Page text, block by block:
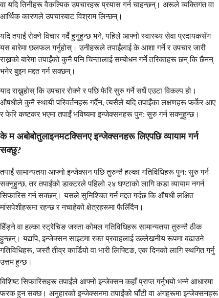
वा यदि तिनीहरू वैकल्पिक उपचारहरू प्रयास गर्न चाहन्छन्। अरूले व्यक्तिगत वा
आर्थिक कारणले उपचारबाट विश्राम लिन्छन्।
यदि तपाईं रोक्ने विचार गर्दै हुनुहुन्छ भने, पहिले आफ्नो स्वास्थ्य सेवा प्रदायकसँग
यस बारेमा छलफल गर्नुहोस्। उनीहरूले तपाईंलाई के आशा गर्ने र उपचार जारी
राख्नको बारेमा तपाईंको कुनै पनि चिन्तालाई सम्बोधन गर्ने तरिकाहरू छन् कि छैनन्
भनेर बुझ्न मद्दत गर्न सक्छन्।
याद राख्नुहोस् कि उपचार रोक्ने र पछि फेरि सुरु गर्ने सधैं एउटा विकल्प हो।
औषधीले कुनै स्थायी परिवर्तनहरू गर्दैन, त्यसैले यदि तपाइँका लक्षणहरू फर्केर आए
र फेरि कष्टकर भएमा तपाइँ भविष्यमा इन्जेक्सनहरू पुन: सुरु गर्न सक्नुहुन्छ।
के म अबोबोतुलाइनमटक्सिनए इन्जेक्सनहरू लिएपछि व्यायाम गर्न
सक्छु?
तपाईं सामान्यतया आफ्नो इन्जेक्सन पछि तुरुन्तै हल्का गतिविधिहरू पुन: सुरु गर्न
सक्नुहुन्छ, तर तपाईंको डाक्टरले पहिलो २४ घण्टाको लागि कडा व्यायाम नगर्न
सिफारिस गर्न सक्छन्। यसले सुनिश्चित गर्न मद्दत गर्दछ कि औषधी लक्षित
मांसपेशीहरूमा रहन्छ र नचाहेको क्षेत्रहरूमा फैलिँदैन।
हिँड्ने वा हल्का स्ट्रेचिङ जस्ता कोमल गतिविधिहरू सामान्यतया तुरुन्तै ठीक
हुन्छन्। यद्यपि, इन्जेक्सन साइटमा रक्त प्रवाहलाई उल्लेखनीय रूपमा बढाउने
गतिविधिहरू, जस्तै तीव्र कार्डियो वा भारी लिफ्टिङ, एक दिनको लागि स्थगित गर्नु
उत्तम हुन्छ।
विशिष्ट सिफारिसहरू तपाईंले आफ्नो इन्जेक्सन कहाँ प्राप्त गर्नुभयो भन्ने आधारमा
फरक हुन सक्छ। अनुहारको इन्जेक्सनमा तपाईंको घाँटी वा अंगहरूमा इन्जेक्सनहरू